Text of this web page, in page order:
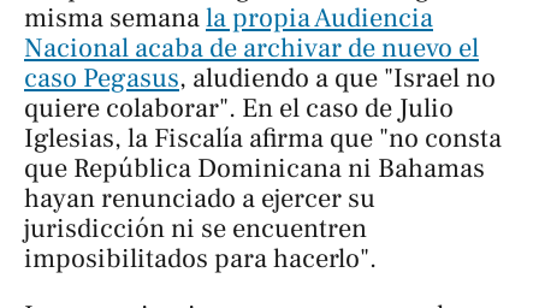
misma semanala propia Audiencia
Nacional acaba de archivar de nuevo el
caso Pegasus, aludiendo a que "Israel no
quiere colaborar". En el caso de Julio
Iglesias, la Fiscalía afirma que "no consta
que República Dominicana ni Bahamas
hayan renunciado a ejercer su
jurisdicción ni se encuentren
imposibilitados para hacerlo".